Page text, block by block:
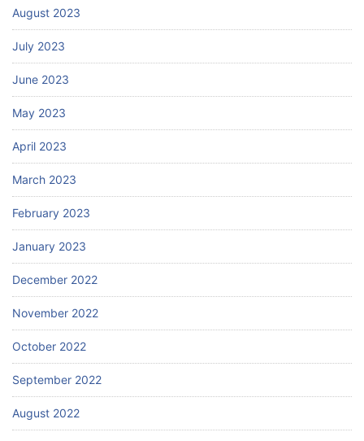
August 2023
July 2023
June 2023
May 2023
April 2023
March 2023
February 2023
January 2023
December 2022
November 2022
October 2022
September 2022
August 2022